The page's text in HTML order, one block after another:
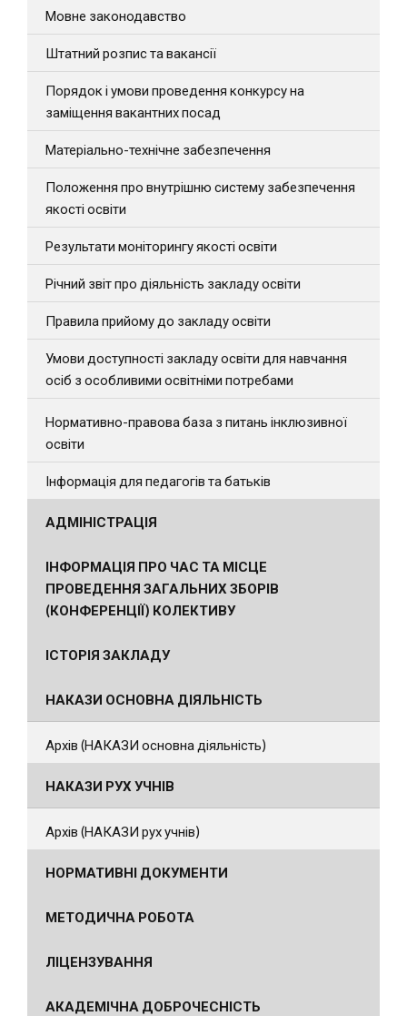
Мовне законодавство
Штатний розпис та вакансії
Порядок і умови проведення конкурсу на
заміщення вакантних посад
Матеріально-технічне забезпечення
Положення про внутрішню систему забезпечення
якості освіти
Результати моніторингу якості освіти
Річний звіт про діяльність закладу освіти
Правила прийому до закладу освіти
Умови доступності закладу освіти для навчання
осіб з особливими освітніми потребами
Нормативно-правова база з питань інклюзивної
освіти
Інформація для педагогів та батьків
АДМІНІСТРАЦІЯ
ІНФОРМАЦІЯ ПРО ЧАС ТА МІСЦЕ
ПРОВЕДЕННЯ ЗАГАЛЬНИХ ЗБОРІВ
(КОНФЕРЕНЦІЇ) КОЛЕКТИВУ
ІСТОРІЯ ЗАКЛАДУ
НАКАЗИ ОСНОВНА ДІЯЛЬНІСТЬ
Архів (НАКАЗИ основна діяльність)
НАКАЗИ РУХ УЧНІВ
Архів (НАКАЗИ рух учнів)
НОРМАТИВНІ ДОКУМЕНТИ
МЕТОДИЧНА РОБОТА
ЛІЦЕНЗУВАННЯ
АКАДЕМІЧНА ДОБРОЧЕСНІСТЬ